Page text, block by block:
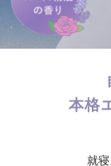
本格
就